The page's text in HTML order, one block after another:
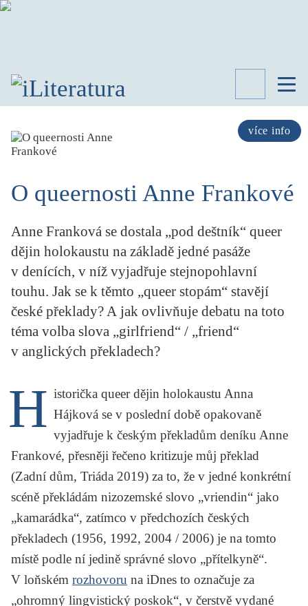
více info
KNIHY
LITERATURY
KATEGORIE
AKTUALITA
STUDIE
PORTRÉT
KRITIKA PŘEKLADU
ILIGLOSA
O queernosti Anne Frankové
Anne Franková se dostala „pod deštník“ queer
dějin holokaustu na základě jedné pasáže
v denících, v níž vyjadřuje stejnopohlavní
touhu. Jak se k těmto „queer stopám“ stavějí
české překlady? A jak ovlivňuje debatu na toto
téma volba slova „girlfriend“ / „friend“
v anglických překladech?
H istorička queer dějin holokaustu Anna
Hájková se v poslední době opakovaně
vyjadřuje k českým překladům deníku Anne
Frankové, přesněji řečeno kritizuje můj překlad
(Zadní dům, Triáda 2019) za to, že v jedné konkrétní
scéně překládám nizozemské slovo „vriendin“ jako
„kamarádka“, zatímco v předchozích českých
překladech (1956, 1992, 2004 / 2006) je na tomto
místě podle ní jedině správné slovo „přítelkyně“.
V loňském rozhovoru na iDnes to označuje za
„ohromný lingvistický poskok“, v čerstvě vydané